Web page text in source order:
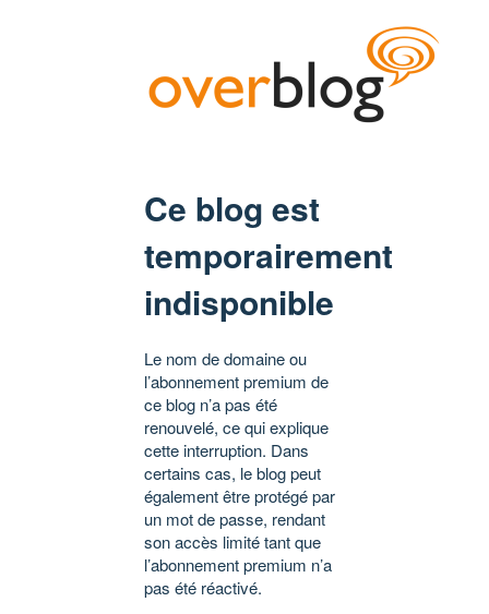
Ce blog est
temporairement
indisponible
Le nom de domaine ou
l’abonnement premium de
ce blog n’a pas été
renouvelé, ce qui explique
cette interruption. Dans
certains cas, le blog peut
également être protégé par
un mot de passe, rendant
son accès limité tant que
l’abonnement premium n’a
pas été réactivé.